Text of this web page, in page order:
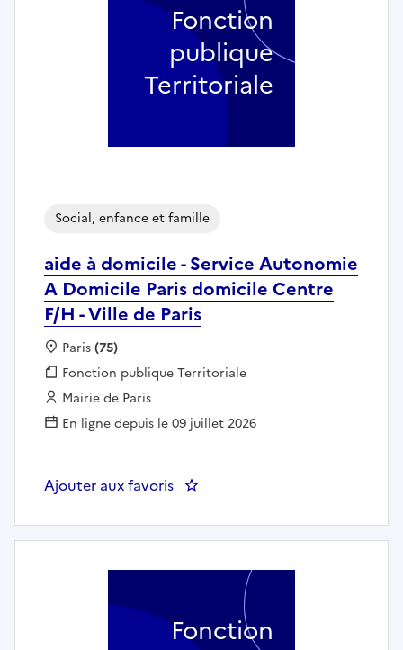
aide à domicile - Service Autonomie
A Domicile Paris domicile Centre
F/H - Ville de Paris
Social, enfance et famille
Localisation :
Paris(75)
Fonction publique :
Fonction publique Territoriale
Employeur :
Mairie de Paris
En ligne depuis le 09 juillet 2026
Ajouter aux favoris
Fonction
publique
Territoriale
Fonction